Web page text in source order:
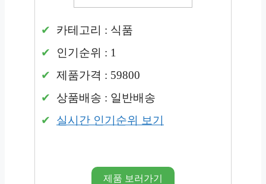
카테고리 : 식품
인기순위 : 1
제품가격 : 59800
상품배송 : 일반배송
실시간 인기순위 보기
제품 보러가기